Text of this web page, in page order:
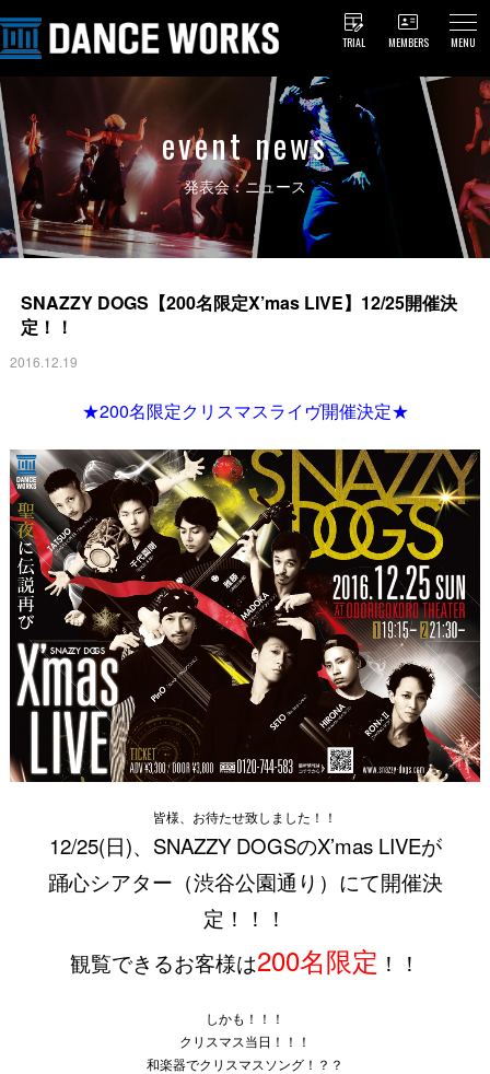
TRIAL MEMBERS MENU
event news
発表会：ニュース
SNAZZY DOGS【200名限定X’mas LIVE】12/25開催決
定！！
2016.12.19
★200名限定クリスマスライヴ開催決定★
皆様、お待たせ致しました！！
12/25(日)、SNAZZY DOGSのX’mas LIVEが
踊心シアター（渋谷公園通り）にて開催決
定！！！
観覧できるお客様は200名限定 ！！
しかも！！！
クリスマス当日！！！
和楽器でクリスマスソング！？？